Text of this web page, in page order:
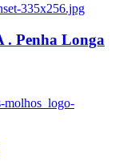
335x256.jpg
Penha Longa
molhos_logo-